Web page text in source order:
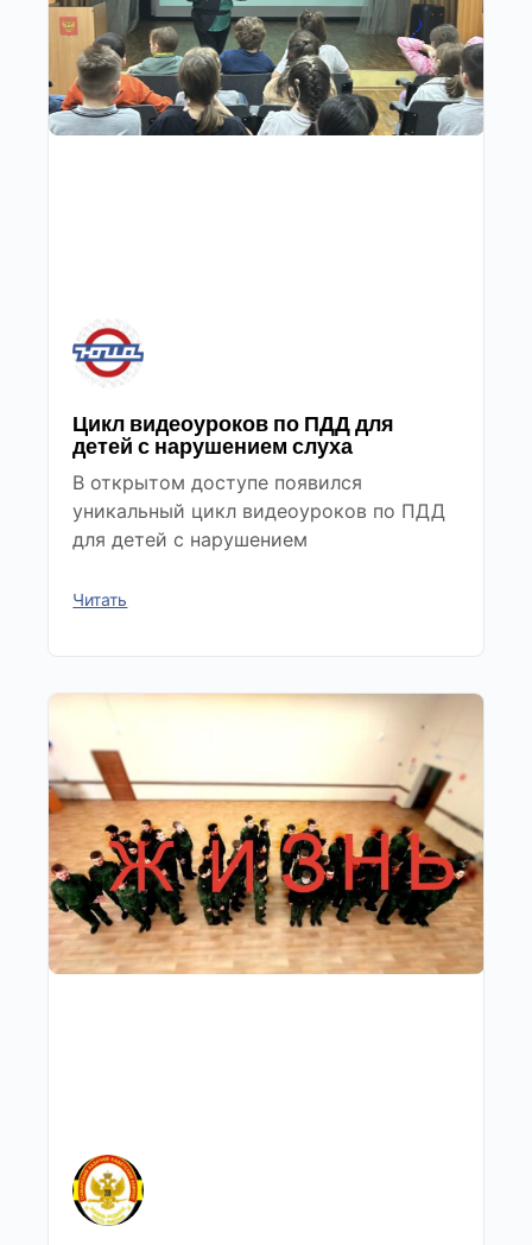
Цикл видеоуроков по ПДД для
детей с нарушением слуха
В открытом доступе появился
уникальный цикл видеоуроков по ПДД
для детей с нарушением
Читать